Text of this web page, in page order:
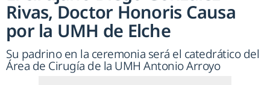
Rivas, Doctor Honoris Causa
por la UMH de Elche
Su padrino en la ceremonia será el catedrático del
Área de Cirugía de la UMH Antonio Arroyo